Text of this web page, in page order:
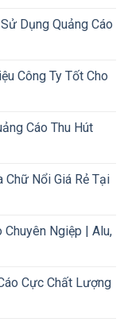
Dụng Quảng Cáo
Công Ty Tốt Cho
Cáo Thu Hút
Chữ Nổi Giá Rẻ Tại
Chuyên Ngiệp | Alu,
Cực Chất Lượng